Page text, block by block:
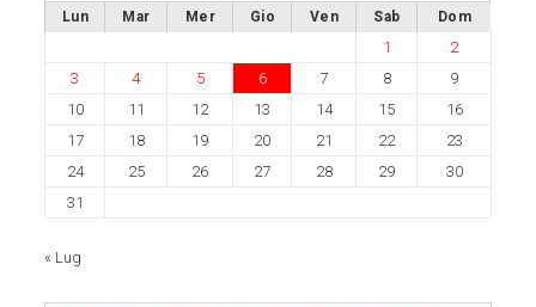
Lun Mar Mer Gio Ven Sab Dom
1
2
3
4 5 6 7 8
9
10
11 12 13 14 15
16
17
18 19 20 21 22
23
24
25 26 27 28 29
30
31
« Lug